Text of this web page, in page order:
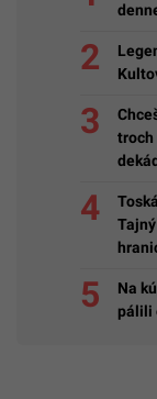
troch
Na
pálili